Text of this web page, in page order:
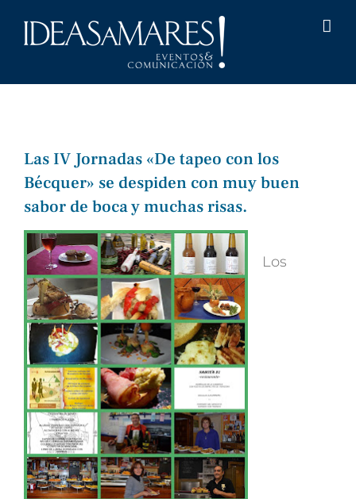
Las IV Jornadas «De tapeo con los
Bécquer» se despiden con muy buen
sabor de boca y muchas risas.
Los